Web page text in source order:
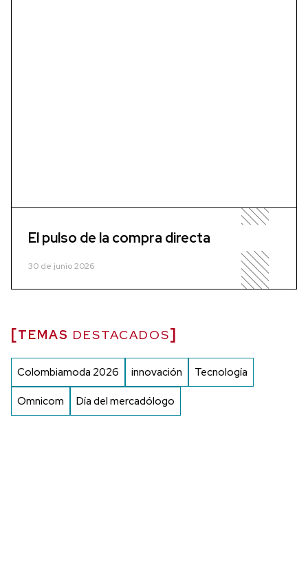
El pulso de la compra directa
30 de junio 2026
TEMAS DESTACADOS
Colombiamoda 2026 innovación Tecnología
Omnicom Día del mercadólogo